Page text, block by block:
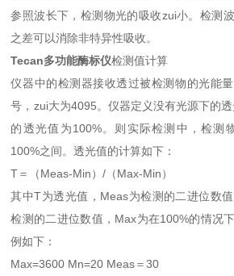
参照波长下，检测物光的吸收zui小。检测
之差可以消除非特异性吸收。
Tecan多功能酶标仪检测值计算
仪器中的检测器接收透过被检测物的光能
号，zui大为4095。仪器定义没有光源下的
的透光值为100%。则实际检测中，检
100%之间。透光值的计算如下：
T＝（Meas-Min）/（Max-Min）
其中T为透光值，Meas为检测的二进位数
检测的二进位数值，Max为在100%的情况
例如下：
Max=3600 Mn=20 Meas＝30